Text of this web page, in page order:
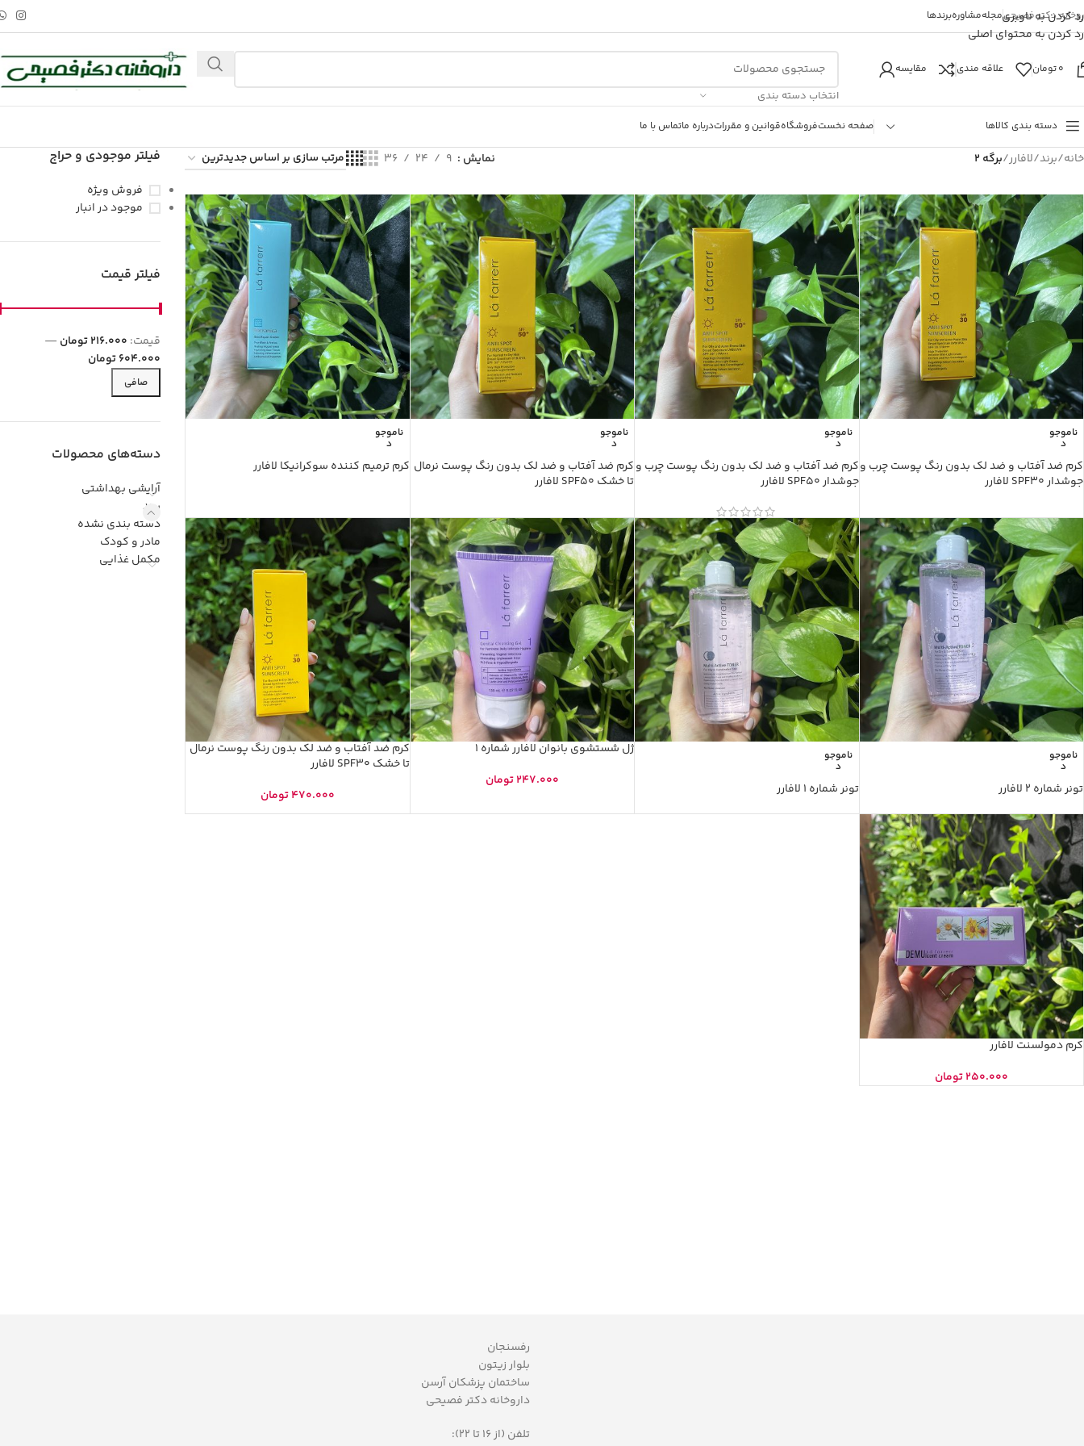
رد کردن به ناوبری
رد کردن به محتوای اصلی
دکتر فصیحیمجلهمشاورهبرندها
0تومان علاقه مندی مقایسه
انتخاب دسته بندی
دسته بندی کالاها صفحه نخستفروشگاهقوانین و مقرراتدرباره ماتماس با ما
خانه/برند/لافارر/برگه 2 نمایش 9
24
36
ناموجو
د
کرم ضد آفتاب و ضد لک بدون رنگ پوست چرب و
جوشدار SPF30 لافارر
ناموجو
د
کرم ضد آفتاب و ضد لک بدون رنگ پوست چرب و
جوشدار SPF50 لافارر
ناموجو
د
کرم ضد آفتاب و ضد لک بدون رنگ پوست نرمال
تا خشک SPF50 لافارر
ناموجو
د
ناموجو
د
تونر شماره ۲ لافارر⁩ ‎⁨
ناموجو
د
‎⁨تونر شماره ۱ لافارر⁩
247.000تومان
کرم ضد آفتاب و ضد لک بدون رنگ پوست نرمال
تا خشک SPF30 لافارر
470.000تومان
کرم دمولسنت لافارر
250.000تومان
فیلتر موجودی و حراج
فروش ویژه
موجود در انبار
فیلتر قیمت
صافی
قيمت: 216.000 تومان
—
604.000 تومان
دسته‌های محصولات
آرایشی بهداشتی
برند
دسته بندی نشده
مادر و کودک
مکمل غذایی
رفسنجان
بلوار زیتون
ساختمان پزشکان آرسن
داروخانه دکتر فصیحی
تلفن (از 16 تا 22):